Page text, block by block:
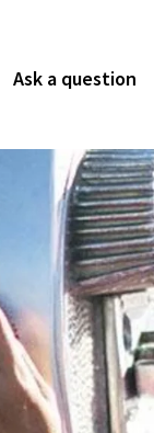
Ask a question